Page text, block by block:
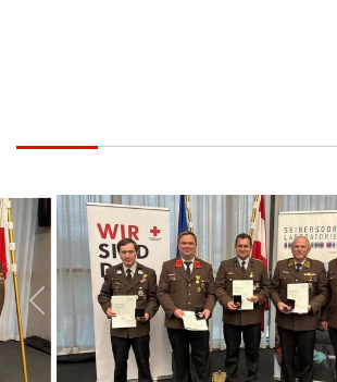
vorherige